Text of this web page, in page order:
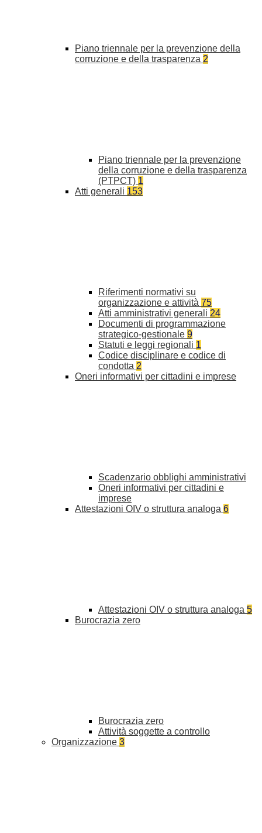
Piano triennale per la prevenzione della
corruzione e della trasparenza 2
Piano triennale per la prevenzione
della corruzione e della trasparenza
(PTPCT) 1
Atti generali 153
Riferimenti normativi su
organizzazione e attività 75
Atti amministrativi generali 24
Documenti di programmazione
strategico-gestionale 9
Statuti e leggi regionali 1
Codice disciplinare e codice di
condotta 2
Oneri informativi per cittadini e imprese
Scadenzario obblighi amministrativi
Oneri informativi per cittadini e
imprese
Attestazioni OIV o struttura analoga 6
Attestazioni OIV o struttura analoga 5
Burocrazia zero
Burocrazia zero
Attività soggette a controllo
Organizzazione 3